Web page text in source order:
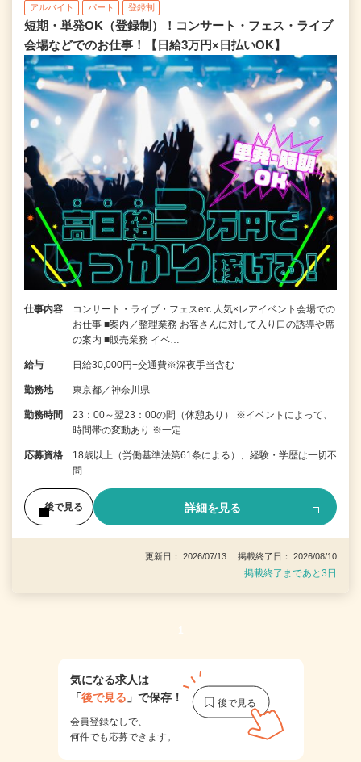
アルバイト パート 登録制
短期・単発OK（登録制）！コンサート・フェス・ライブ
会場などでのお仕事！【日給3万円×日払いOK】
仕事内容
コンサート・ライブ・フェスetc 人気×レアイベント会場での
お仕事 ■案内／整理業務 お客さんに対して入り口の誘導や席
の案内 ■販売業務 イベ…
給与 日給30,000円+交通費※深夜手当含む
勤務地 東京都／神奈川県
勤務時間
23：00～翌23：00の間（休憩あり） ※イベントによって、
時間帯の変動あり ※一定…
応募資格
18歳以上（労働基準法第61条による）、経験・学歴は一切不
問
後で見る 詳細を見る
更新日： 2026/07/13 掲載終了日： 2026/08/10
掲載終了まであと3日
1
気になる求人は
「後で見る 」で保存！
会員登録なしで、
何件でも応募できます。